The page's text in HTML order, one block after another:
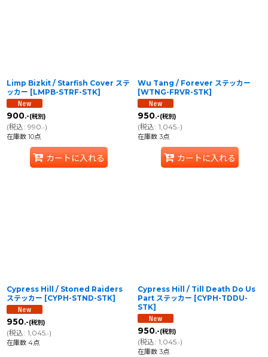
Limp Bizkit / Starfish Cover ステ
ッカー [LMPB-STRF-STK]
900.-(税別)
(税込: 990.-)
在庫数 10点
カートに入れる
Wu Tang / Forever ステッカー
[WTNG-FRVR-STK]
950.-(税別)
(税込: 1,045.-)
在庫数 3点
カートに入れる
Cypress Hill / Stoned Raiders
ステッカー [CYPH-STND-STK]
950.-(税別)
(税込: 1,045.-)
在庫数 4点
Cypress Hill / Till Death Do Us
Part ステッカー [CYPH-TDDU-
STK]
950.-(税別)
(税込: 1,045.-)
在庫数 3点